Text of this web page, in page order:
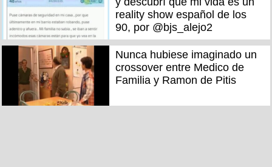
reality show español de los
90, por @bjs_alejo2
Nunca hubiese imaginado un
crossover entre Medico de
Familia y Ramon de Pitis